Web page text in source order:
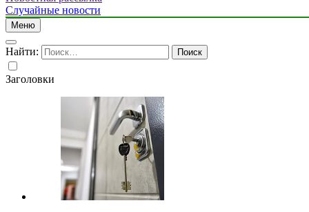
Случайные новости
Меню
Найти:
Заголовки